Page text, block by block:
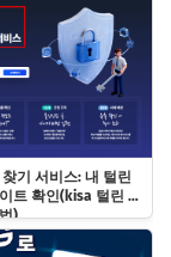
기 서비스: 내 털린
트 확인(kisa 털린 아
)